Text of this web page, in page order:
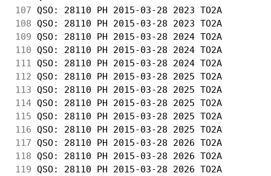
107 QSO: 28110 PH 2015-03-28 2023 TO2A
108 QSO: 28110 PH 2015-03-28 2023 TO2A
109 QSO: 28110 PH 2015-03-28 2024 TO2A
110 QSO: 28110 PH 2015-03-28 2024 TO2A
111
QSO: 28110 PH 2015-03-28 2024 TO2A
112 QSO: 28110 PH 2015-03-28 2025 TO2A
113 QSO: 28110 PH 2015-03-28 2025 TO2A
114 QSO: 28110 PH 2015-03-28 2025 TO2A
115 QSO: 28110 PH 2015-03-28 2025 TO2A
116 QSO: 28110 PH 2015-03-28 2025 TO2A
117 QSO: 28110 PH 2015-03-28 2026 TO2A
118 QSO: 28110 PH 2015-03-28 2026 TO2A
119 QSO: 28110 PH 2015-03-28 2026 TO2A